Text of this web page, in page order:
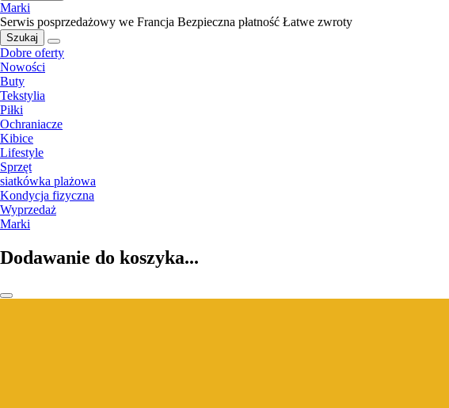
Marki
Serwis posprzedażowy we Francja Bezpieczna płatność Łatwe zwroty
Szukaj
Dobre oferty
Nowości
Buty
Tekstylia
Piłki
Ochraniacze
Kibice
Lifestyle
Sprzęt
siatkówka plażowa
Kondycja fizyczna
Wyprzedaż
Marki
Dodawanie do koszyka...